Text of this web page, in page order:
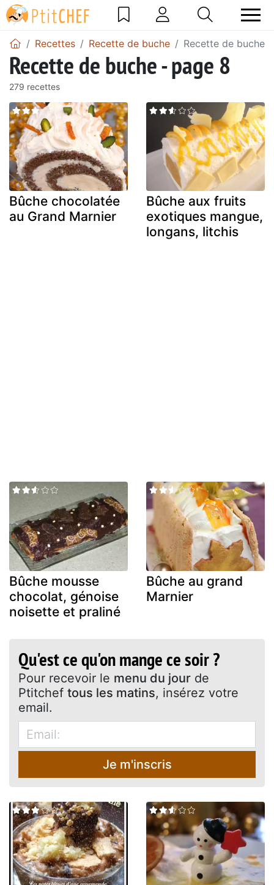
Recettes Recette de buche Recette de buche
Recette de buche - page 8
279 recettes
Bûche chocolatée
au Grand Marnier
Bûche aux fruits
exotiques mangue,
longans, litchis
Bûche mousse
chocolat, génoise
noisette et praliné
Bûche au grand
Marnier
Qu'est ce qu'on mange ce soir ?
Pour recevoir le menu du jour de
Ptitchef tous les matins, insérez votre
email.
Je m'inscris